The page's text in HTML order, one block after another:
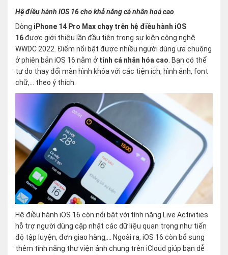
Hệ điều hành IOS 16 cho khả năng cá nhân hoá cao
Dòng iPhone 14 Pro Max chạy trên hệ điều hành iOS
16được giới thiệu lần đầu tiên trong sự kiện công nghệ
WWDC 2022. Điểm nổi bật được nhiều người dùng ưa chuộng
ở phiên bản iOS 16 nằm ở tính cá nhân hóa cao . Bạn có thể
tự do thay đổi màn hình khóa với các tiện ích, hình ảnh, font
chữ,… theo ý thích.
Hệ điều hành iOS 16 còn nổi bật với tính năng Live Activities
hỗ trợ người dùng cập nhật các dữ liệu quan trọng như tiến
độ tập luyện, đơn giao hàng,… Ngoài ra, iOS 16 còn bổ sung
thêm tính năng thư viện ảnh chung trên iCloud giúp bạn dễ